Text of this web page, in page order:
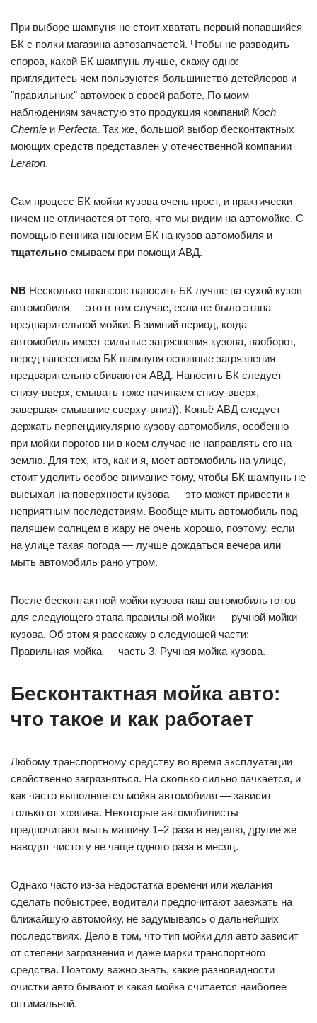
При выборе шампуня не стоит хватать первый попавшийся
БК с полки магазина автозапчастей. Чтобы не разводить
споров, какой БК шампунь лучше, скажу одно:
приглядитесь чем пользуются большинство детейлеров и
"правильных" автомоек в своей работе. По моим
наблюдениям зачастую это продукция компаний Koch
Chemie и Perfecta. Так же, большой выбор бесконтактных
моющих средств представлен у отечественной компании
Leraton.
Сам процесс БК мойки кузова очень прост, и практически
ничем не отличается от того, что мы видим на автомойке. С
помощью пенника наносим БК на кузов автомобиля и
тщательно смываем при помощи АВД.
NB Несколько нюансов: наносить БК лучше на сухой кузов
автомобиля — это в том случае, если не было этапа
предварительной мойки. В зимний период, когда
автомобиль имеет сильные загрязнения кузова, наоборот,
перед нанесением БК шампуня основные загрязнения
предварительно сбиваются АВД. Наносить БК следует
снизу-вверх, смывать тоже начинаем снизу-вверх,
завершая смывание сверху-вниз)). Копьё АВД следует
держать перпендикулярно кузову автомобиля, особенно
при мойки порогов ни в коем случае не направлять его на
землю. Для тех, кто, как и я, моет автомобиль на улице,
стоит уделить особое внимание тому, чтобы БК шампунь не
высыхал на поверхности кузова — это может привести к
неприятным последствиям. Вообще мыть автомобиль под
палящем солнцем в жару не очень хорошо, поэтому, если
на улице такая погода — лучше дождаться вечера или
мыть автомобиль рано утром.
После бесконтактной мойки кузова наш автомобиль готов
для следующего этапа правильной мойки — ручной мойки
кузова. Об этом я расскажу в следующей части:
Правильная мойка — часть 3. Ручная мойка кузова.
Бесконтактная мойка авто:
что такое и как работает
Любому транспортному средству во время эксплуатации
свойственно загрязняться. На сколько сильно пачкается, и
как часто выполняется мойка автомобиля — зависит
только от хозяина. Некоторые автомобилисты
предпочитают мыть машину 1–2 раза в неделю, другие же
наводят чистоту не чаще одного раза в месяц.
Однако часто из-за недостатка времени или желания
сделать побыстрее, водители предпочитают заезжать на
ближайшую автомойку, не задумываясь о дальнейших
последствиях. Дело в том, что тип мойки для авто зависит
от степени загрязнения и даже марки транспортного
средства. Поэтому важно знать, какие разновидности
очистки авто бывают и какая мойка считается наиболее
оптимальной.